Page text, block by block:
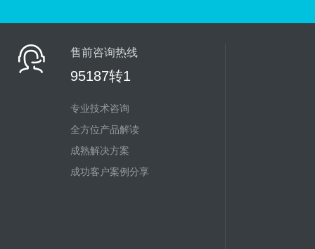
售前咨询热线
95187转1
专业技术咨询
全方位产品解读
成熟解决方案
成功客户案例分享